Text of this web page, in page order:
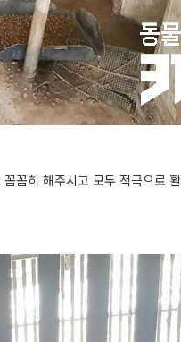
꼼히 해주시고 모두 적극으로